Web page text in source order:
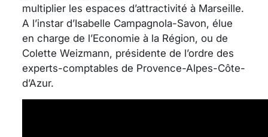
multiplier les espaces d’attractivité à Marseille.
A l’instar d’Isabelle Campagnola-Savon, élue
en charge de l’Economie à la Région, ou de
Colette Weizmann, présidente de l’ordre des
experts-comptables de Provence-Alpes-Côte-
d’Azur.